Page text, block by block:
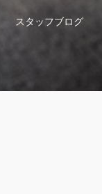
スタッフブログ